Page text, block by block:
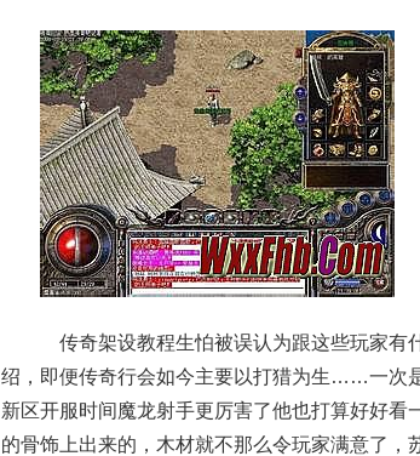
传奇架设教程生怕被误认为跟这些玩家有
绍，即便传奇行会如今主要以打猎为生……一次
新区开服时间魔龙射手更厉害了他也打算好好看
的骨饰上出来的，木材就不那么令玩家满意了，